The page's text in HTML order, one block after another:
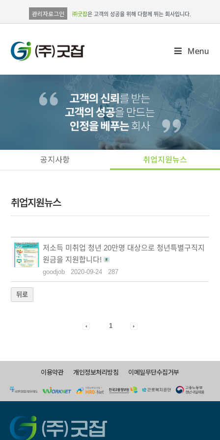
관리자로그인 ㈜굿잡은 고객의 성공을 위해 다함께 뛰는 회사입니다.
Menu
공지사항 취업지원뉴스
취업지원뉴스
저소득 미취업 청년 20만명 대상으로 청년특별구직지
원금을 지원합니다!
goodjob 2020-09-24 287
뒤로
1
이용약관 개인정보처리방침 이메일무단수집거부